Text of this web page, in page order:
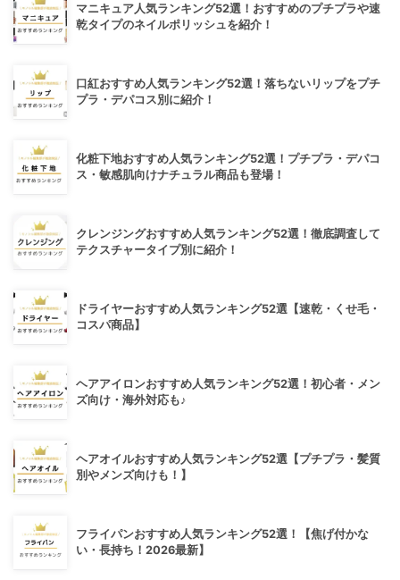
マニキュア人気ランキング52選！おすすめのプチプラや速
乾タイプのネイルポリッシュを紹介！
口紅おすすめ人気ランキング52選！落ちないリップをプチ
プラ・デパコス別に紹介！
化粧下地おすすめ人気ランキング52選！プチプラ・デパコ
ス・敏感肌向けナチュラル商品も登場！
クレンジングおすすめ人気ランキング52選！徹底調査して
テクスチャータイプ別に紹介！
ドライヤーおすすめ人気ランキング52選【速乾・くせ毛・
コスパ商品】
ヘアアイロンおすすめ人気ランキング52選！初心者・メン
ズ向け・海外対応も♪
ヘアオイルおすすめ人気ランキング52選【プチプラ・髪質
別やメンズ向けも！】
フライパンおすすめ人気ランキング52選！【焦げ付かな
い・長持ち！2026最新】